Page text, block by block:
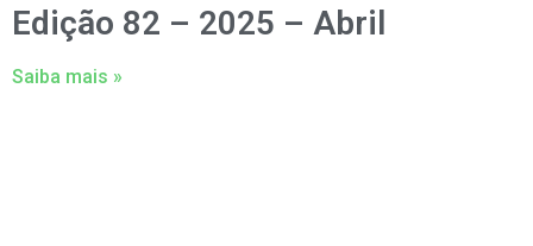
Edição 82 – 2025 – Abril
Saiba mais »